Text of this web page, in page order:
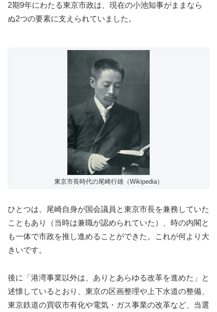
2期9年にわたる東京市政は、現在の小池知事がままなら
ぬ2つの要素に支えられていました。
東京市長時代の尾崎行雄（Wikipedia）
ひとつは、尾崎自身が国会議員と東京市長を兼務していた
こともあり（当時は兼職が認められていた）、時の内閣と
も一体で市政を推し進めることができた。これが何より大
きいです。
後に「港湾事業以外は、ありとあらゆる改革を進めた」と
述懐しているとおり、東京の区画整理や上下水道の整備、
東京鉄道の買収市有化や電気・ガス事業の改革など、当選